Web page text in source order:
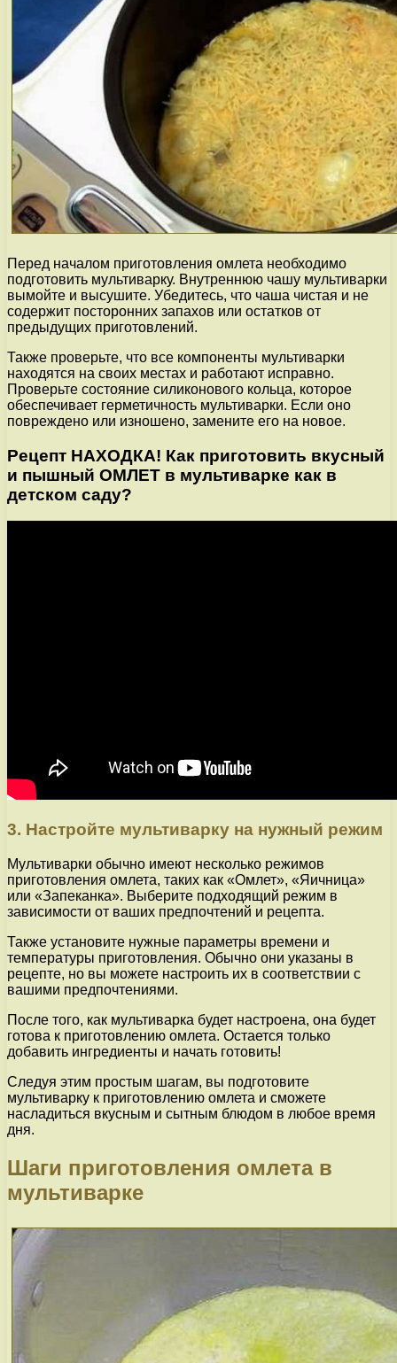
Перед началом приготовления омлета необходимо
подготовить мультиварку. Внутреннюю чашу мультиварки
вымойте и высушите. Убедитесь, что чаша чистая и не
содержит посторонних запахов или остатков от
предыдущих приготовлений.
Также проверьте, что все компоненты мультиварки
находятся на своих местах и работают исправно.
Проверьте состояние силиконового кольца, которое
обеспечивает герметичность мультиварки. Если оно
повреждено или изношено, замените его на новое.
Рецепт НАХОДКА! Как приготовить вкусный
и пышный ОМЛЕТ в мультиварке как в
детском саду?
3. Настройте мультиварку на нужный режим
Мультиварки обычно имеют несколько режимов
приготовления омлета, таких как «Омлет», «Яичница»
или «Запеканка». Выберите подходящий режим в
зависимости от ваших предпочтений и рецепта.
Также установите нужные параметры времени и
температуры приготовления. Обычно они указаны в
рецепте, но вы можете настроить их в соответствии с
вашими предпочтениями.
После того, как мультиварка будет настроена, она будет
готова к приготовлению омлета. Остается только
добавить ингредиенты и начать готовить!
Следуя этим простым шагам, вы подготовите
мультиварку к приготовлению омлета и сможете
насладиться вкусным и сытным блюдом в любое время
дня.
Шаги приготовления омлета в
мультиварке